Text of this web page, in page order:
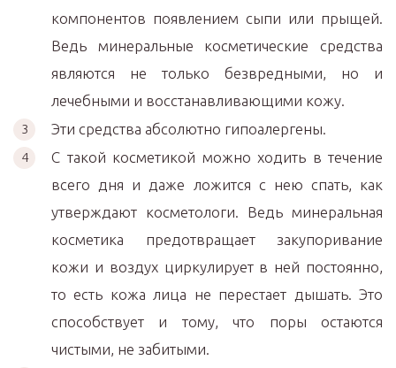
компонентов появлением сыпи или прыщей.
Ведь минеральные косметические средства
являются не только безвредными, но и
лечебными и восстанавливающими кожу.
Эти средства абсолютно гипоалергены.
С такой косметикой можно ходить в течение
всего дня и даже ложится с нею спать, как
утверждают косметологи. Ведь минеральная
косметика предотвращает закупоривание
кожи и воздух циркулирует в ней постоянно,
то есть кожа лица не перестает дышать. Это
способствует и тому, что поры остаются
чистыми, не забитыми.